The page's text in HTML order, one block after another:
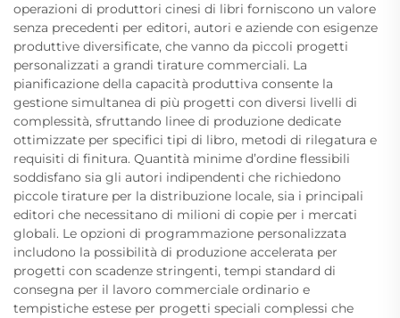
operazioni di produttori cinesi di libri forniscono un valore
senza precedenti per editori, autori e aziende con esigenze
produttive diversificate, che vanno da piccoli progetti
personalizzati a grandi tirature commerciali. La
pianificazione della capacità produttiva consente la
gestione simultanea di più progetti con diversi livelli di
complessità, sfruttando linee di produzione dedicate
ottimizzate per specifici tipi di libro, metodi di rilegatura e
requisiti di finitura. Quantità minime d’ordine flessibili
soddisfano sia gli autori indipendenti che richiedono
piccole tirature per la distribuzione locale, sia i principali
editori che necessitano di milioni di copie per i mercati
globali. Le opzioni di programmazione personalizzata
includono la possibilità di produzione accelerata per
progetti con scadenze stringenti, tempi standard di
consegna per il lavoro commerciale ordinario e
tempistiche estese per progetti speciali complessi che